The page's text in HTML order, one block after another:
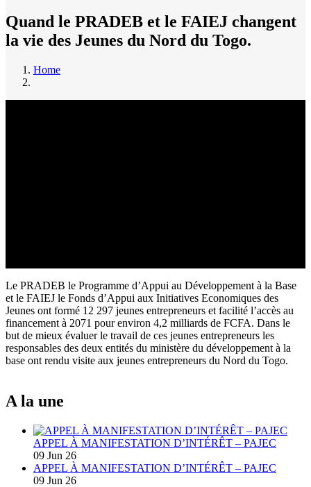
Quand le PRADEB et le FAIEJ changent
la vie des Jeunes du Nord du Togo.
Breadcrumb
Home
Le PRADEB le Programme d’Appui au Développement à la Base
et le FAIEJ le Fonds d’Appui aux Initiatives Economiques des
Jeunes ont formé 12 297 jeunes entrepreneurs et facilité l’accès au
financement à 2071 pour environ 4,2 milliards de FCFA. Dans le
but de mieux évaluer le travail de ces jeunes entrepreneurs les
responsables des deux entités du ministère du développement à la
base ont rendu visite aux jeunes entrepreneurs du Nord du Togo.
A la une
APPEL À MANIFESTATION D’INTÉRÊT – PAJEC
09 Jun 26
APPEL À MANIFESTATION D’INTÉRÊT – PAJEC
09 Jun 26